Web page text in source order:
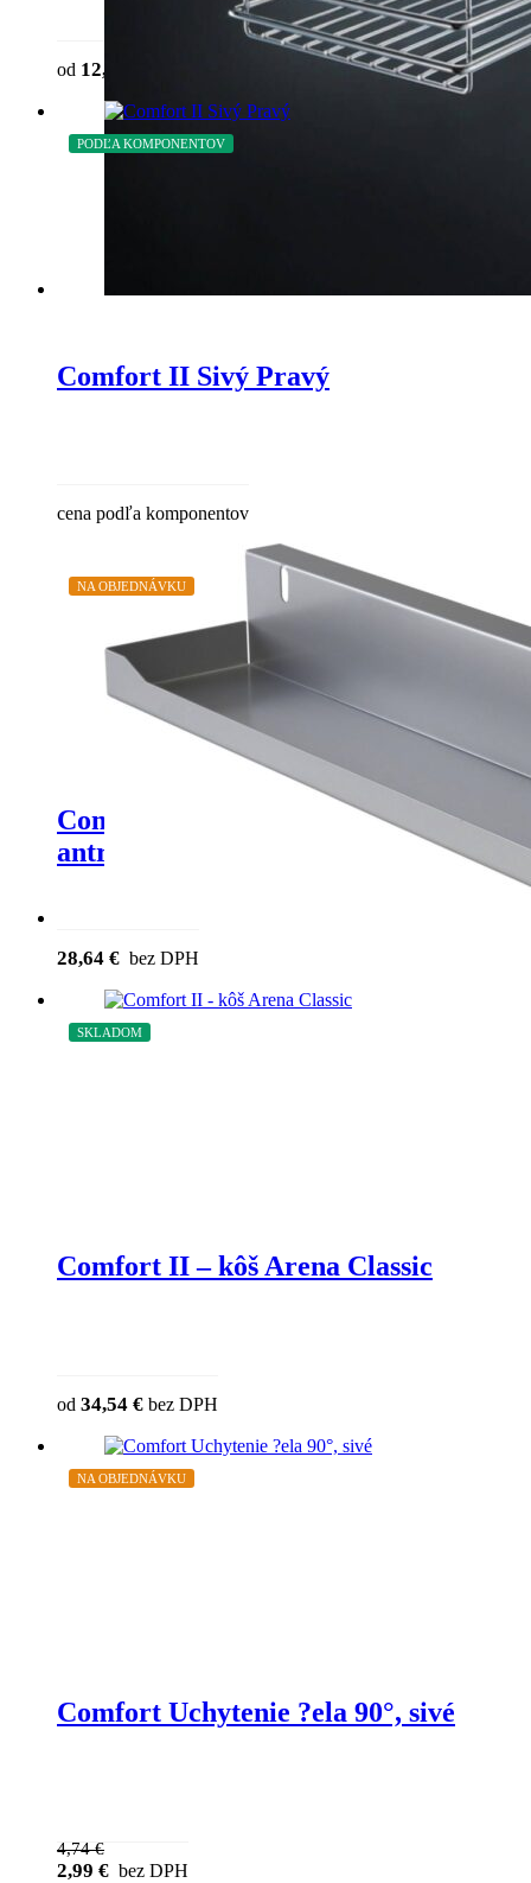
od 12,66
PODĽA KOMPONENTOV
Comfort II Sivý Pravý
cena podľa komponentov
NA OBJEDNÁVKU
Comfort II – poli?ka na koreniny
antracit
28,64 € bez DPH
SKLADOM
Comfort II – kôš Arena Classic
od 34,54 € bez DPH
NA OBJEDNÁVKU
Comfort Uchytenie ?ela 90°, sivé
4,74€
2,99 € bez DPH